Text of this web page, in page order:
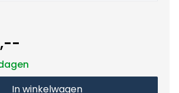
In winkelwagen